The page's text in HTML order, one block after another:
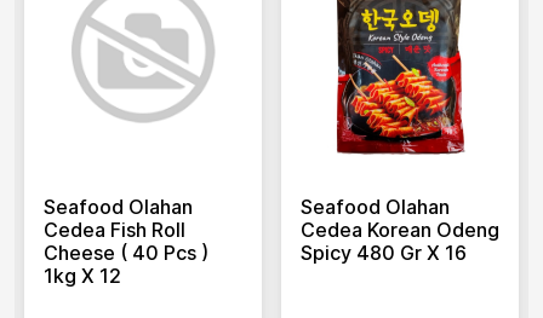
Seafood Olahan
Cedea Fish Roll
Cheese ( 40 Pcs )
1kg X 12
Seafood Olahan
Cedea Korean Odeng
Spicy 480 Gr X 16